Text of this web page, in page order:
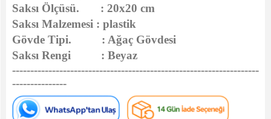
Saksı Ölçüsü. : 20x20 cm
Saksı Malzemesi : plastik
Gövde Tipi. : Ağaç Gövdesi
Saksı Rengi : Beyaz
--------------------------------------------------------------------
---------------